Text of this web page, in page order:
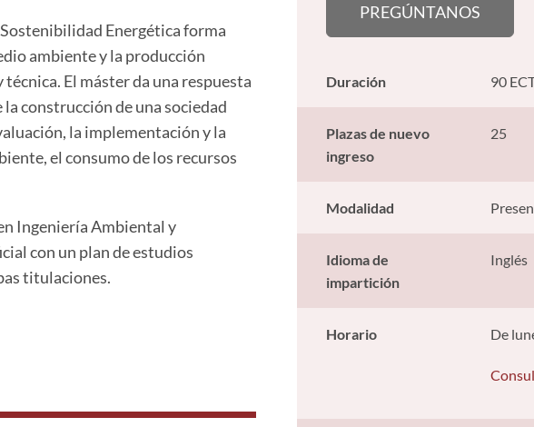
PREGÚNTANOS
Duración 90
Plazas de nuevo
ingreso
25
Modalidad
Idioma de
impartición
Inglés
Horario De
Energética forma
ambiente y la producción
El máster da una respuesta
construcción de una sociedad
la implementación y la
el consumo de los recursos
Ingeniería Ambiental y
con un plan de estudios
titulaciones.